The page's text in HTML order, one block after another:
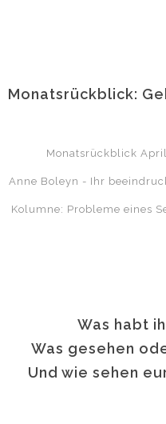
Monatsrückblick:
Monatsrückblick
Anne Boleyn - Ihr
Kolumne: Probleme eines
Was habt
Was gesehen
Und wie sehen